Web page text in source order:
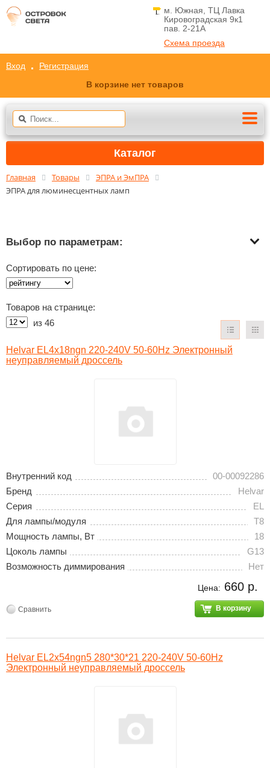
м. Южная, ТЦ Лавка
Кировоградская 9к1
пав. 2-21A
Схема проезда
Вход
Регистрация
В корзине нет товаров
Каталог
Главная Товары
ЭПРА и ЭмПРА
ЭПРА для люминесцентных ламп
Выбор по параметрам:
Сортировать по цене:
Товаров на странице:
из 46
Helvar EL4x18ngn 220-240V 50-60Hz Электронный
неуправляемый дроссель
Внутренний код
00-00092286
Бренд
Helvar
Серия
EL
Для лампы/модуля
T8
Мощность лампы, Вт
18
Цоколь лампы
G13
Возможность диммирования
Нет
Цена: 660 р.
В корзину
Сравнить
Helvar EL2x54ngn5 280*30*21 220-240V 50-60Hz
Электронный неуправляемый дроссель